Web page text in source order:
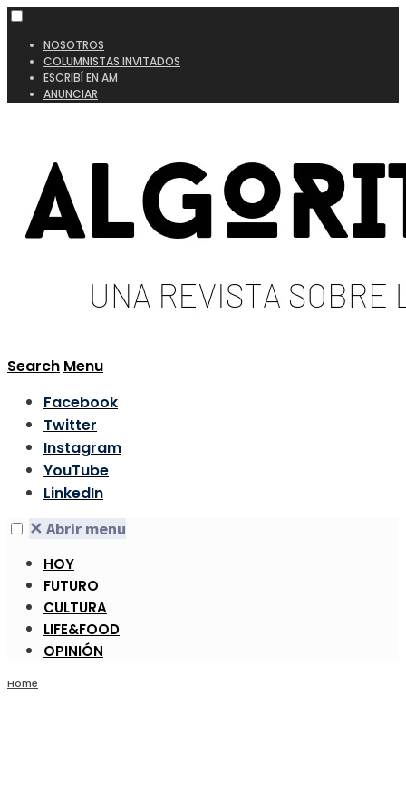
NOSOTROS
COLUMNISTAS INVITADOS
ESCRIBÍ EN AM
ANUNCIAR
Search Menu
Facebook
Twitter
Instagram
YouTube
LinkedIn
✕ Abrir menu
HOY
FUTURO
CULTURA
LIFE&FOOD
OPINIÓN
Home